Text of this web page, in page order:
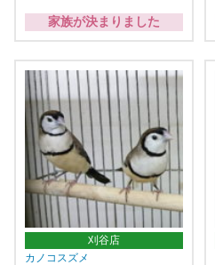
家族が決まりました
刈谷店
カノコスズメ